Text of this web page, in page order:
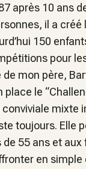
après 10 ans
il a créé
150
pour
de mon père,
place le
mixte
toujours. Elle
de 55 ans et
en